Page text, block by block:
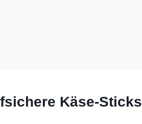
Käse-Sticks